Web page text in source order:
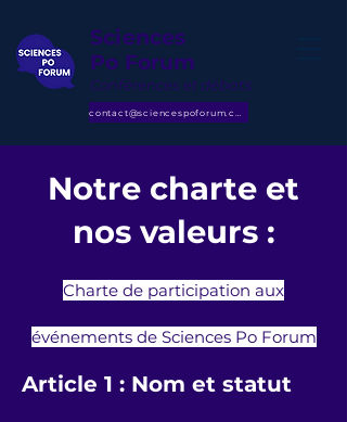
Sciences
Po Forum
Conférences et débats
Notre charte et
nos valeurs :
Charte de participation aux
événements de Sciences Po Forum
Article 1 : Nom et statut